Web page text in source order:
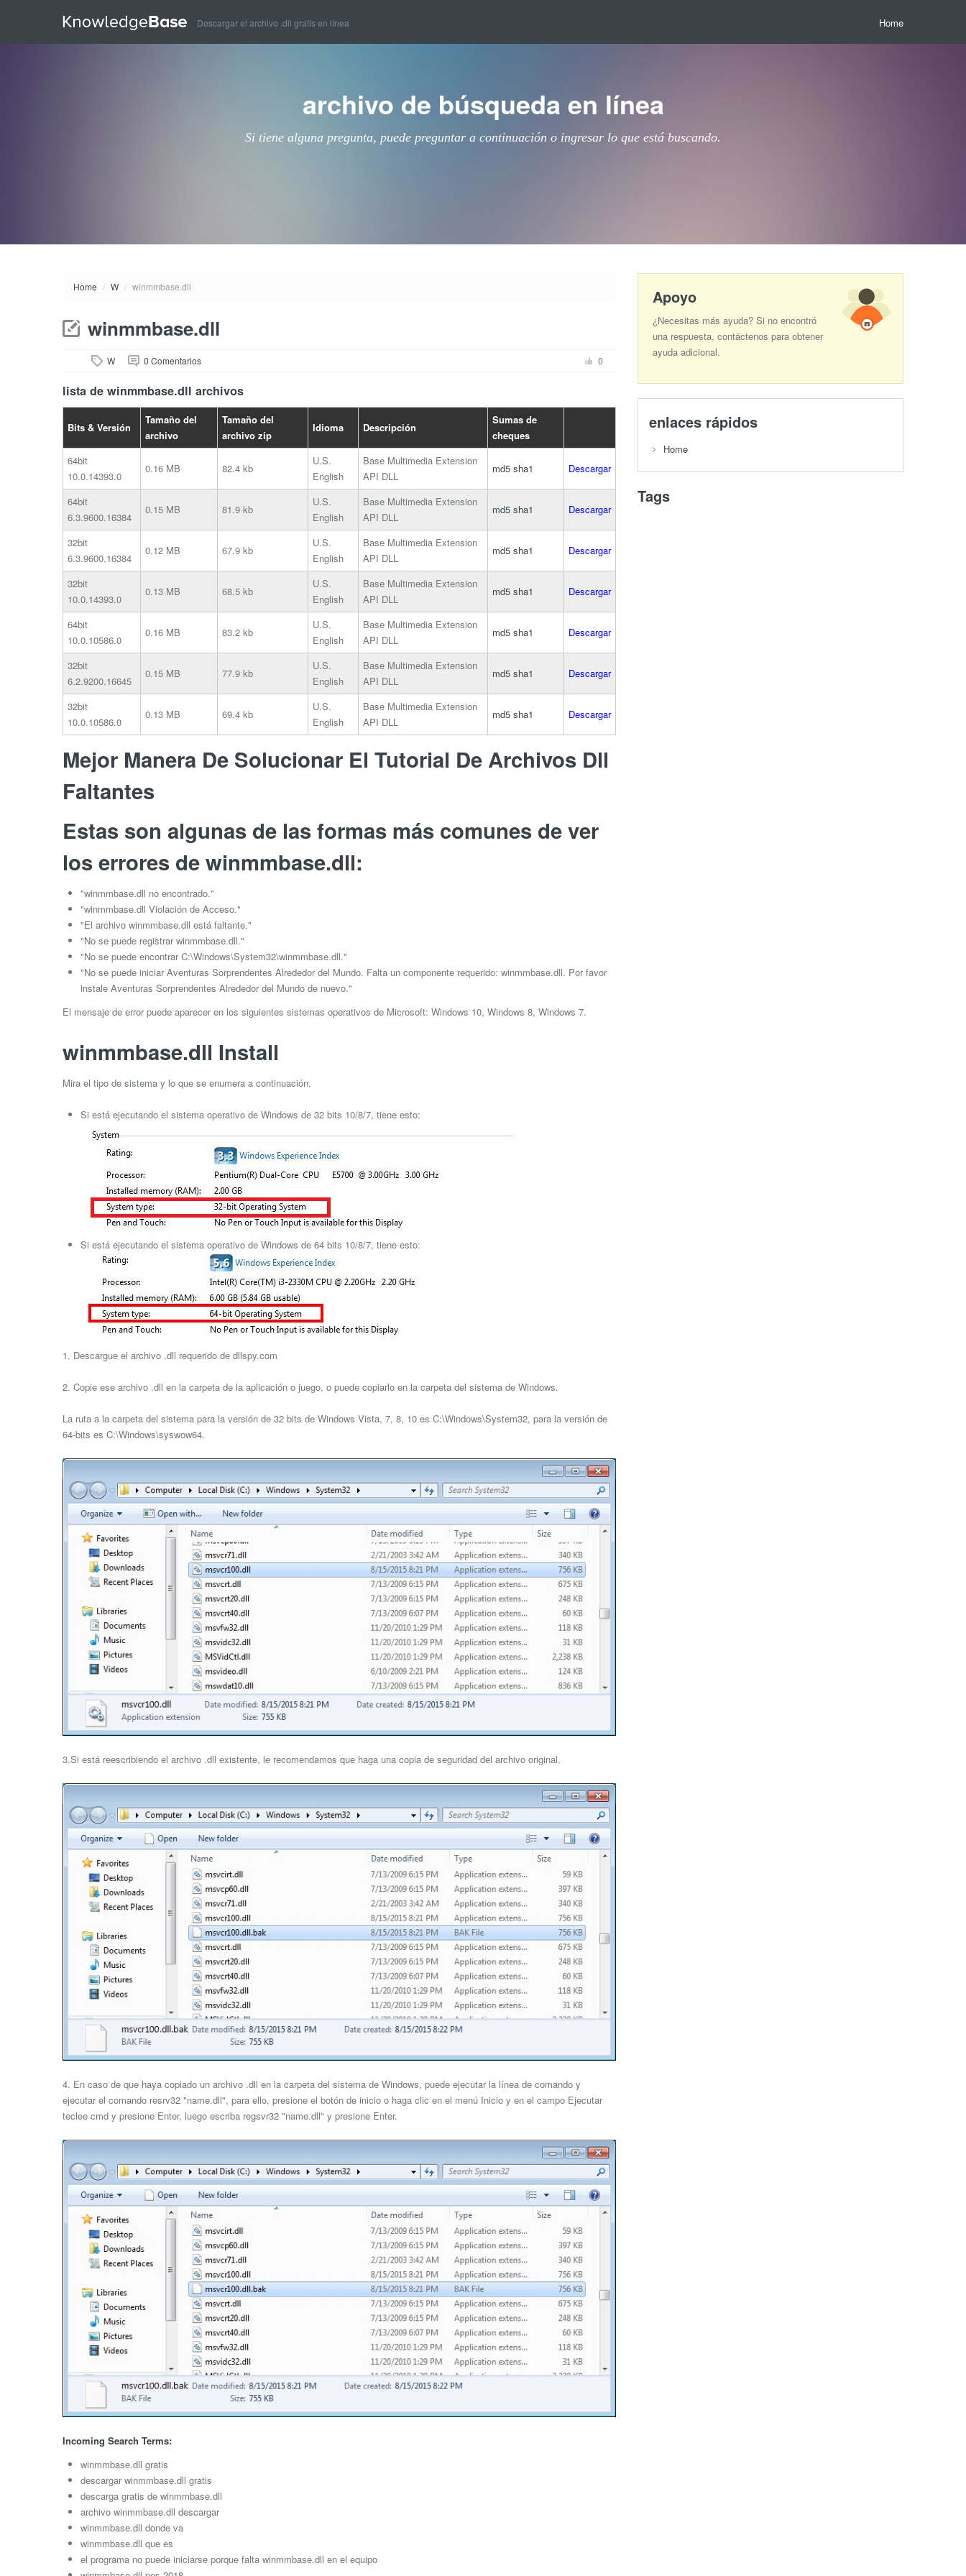
Descargar el archivo .dll gratis en línea Home
archivo de búsqueda en línea
Si tiene alguna pregunta, puede preguntar a continuación o ingresar lo que está buscando.
Home / W / winmmbase.dll
winmmbase.dll
W 0 Comentarios 0
lista de winmmbase.dll archivos
Bits & Versión
Tamaño del
archivo
Tamaño del
archivo zip
Idioma Descripción
Sumas de
cheques
64bit
10.0.14393.0
0.16 MB 82.4 kb
U.S.
English
Base Multimedia Extension
API DLL
md5 sha1 Descargar
64bit
6.3.9600.16384
0.15 MB 81.9 kb
U.S.
English
Base Multimedia Extension
API DLL
md5 sha1 Descargar
32bit
6.3.9600.16384
0.12 MB 67.9 kb
U.S.
English
Base Multimedia Extension
API DLL
md5 sha1 Descargar
32bit
10.0.14393.0
0.13 MB 68.5 kb
U.S.
English
Base Multimedia Extension
API DLL
md5 sha1 Descargar
64bit
10.0.10586.0
0.16 MB 83.2 kb
U.S.
English
Base Multimedia Extension
API DLL
md5 sha1 Descargar
32bit
6.2.9200.16645
0.15 MB 77.9 kb
U.S.
English
Base Multimedia Extension
API DLL
md5 sha1 Descargar
32bit
10.0.10586.0
0.13 MB 69.4 kb
U.S.
English
Base Multimedia Extension
API DLL
md5 sha1 Descargar
Mejor Manera De Solucionar El Tutorial De Archivos Dll
Faltantes
Estas son algunas de las formas más comunes de ver
los errores de winmmbase.dll:
"winmmbase.dll no encontrado."
"winmmbase.dll Violación de Acceso."
"El archivo winmmbase.dll está faltante."
"No se puede registrar winmmbase.dll."
"No se puede encontrar C:\Windows\System32\winmmbase.dll."
"No se puede iniciar Aventuras Sorprendentes Alrededor del Mundo. Falta un componente requerido: winmmbase.dll. Por favor
instale Aventuras Sorprendentes Alrededor del Mundo de nuevo."
El mensaje de error puede aparecer en los siguientes sistemas operativos de Microsoft: Windows 10, Windows 8, Windows 7.
winmmbase.dll Install
Mira el tipo de sistema y lo que se enumera a continuación.
Si está ejecutando el sistema operativo de Windows de 32 bits 10/8/7, tiene esto:
Si está ejecutando el sistema operativo de Windows de 64 bits 10/8/7, tiene esto:
1. Descargue el archivo .dll requerido de dllspy.com
2. Copie ese archivo .dll en la carpeta de la aplicación o juego, o puede copiarlo en la carpeta del sistema de Windows.
La ruta a la carpeta del sistema para la versión de 32 bits de Windows Vista, 7, 8, 10 es C:\Windows\System32, para la versión de
64-bits es C:\Windows\syswow64.
3.Si está reescribiendo el archivo .dll existente, le recomendamos que haga una copia de seguridad del archivo original.
4. En caso de que haya copiado un archivo .dll en la carpeta del sistema de Windows, puede ejecutar la línea de comando y
ejecutar el comando resrv32 "name.dll", para ello, presione el botón de inicio o haga clic en el menú Inicio y en el campo Ejecutar
teclee cmd y presione Enter, luego escriba regsvr32 "name.dll" y presione Enter.
Incoming Search Terms:
winmmbase.dll gratis
descargar winmmbase.dll gratis
descarga gratis de winmmbase.dll
archivo winmmbase.dll descargar
winmmbase.dll donde va
winmmbase.dll que es
el programa no puede iniciarse porque falta winmmbase.dll en el equipo
Apoyo
¿Necesitas más ayuda? Si no encontró
una respuesta, contáctenos para obtener
ayuda adicional.
enlaces rápidos
Home
Tags